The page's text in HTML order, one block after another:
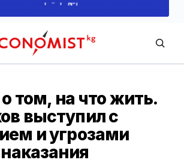
том, на что жить.
выступил с
и угрозами